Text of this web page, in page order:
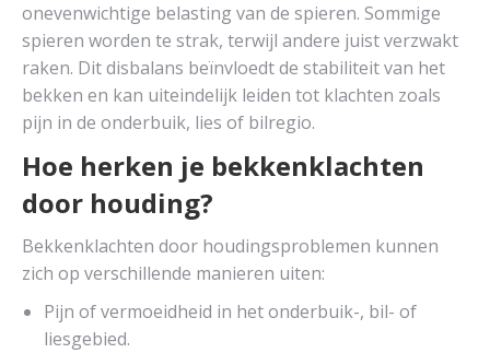
onevenwichtige belasting van de spieren. Sommige
spieren worden te strak, terwijl andere juist verzwakt
raken. Dit disbalans beïnvloedt de stabiliteit van het
bekken en kan uiteindelijk leiden tot klachten zoals
pijn in de onderbuik, lies of bilregio.
Hoe herken je bekkenklachten
door houding?
Bekkenklachten door houdingsproblemen kunnen
zich op verschillende manieren uiten:
Pijn of vermoeidheid in het onderbuik-, bil- of
liesgebied.